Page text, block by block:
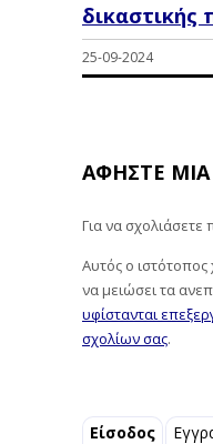
δικαστικής
25-09-2024
ΑΦΉΣΤΕ
Για να σχολιάσετε
Αυτός ο ιστότοπος
να μειώσει τα
υφίστανται
σχολίων σας.
Είσοδος